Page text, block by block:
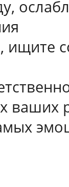
ищите
ваших